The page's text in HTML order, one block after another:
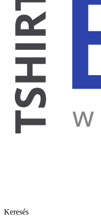
Keresés